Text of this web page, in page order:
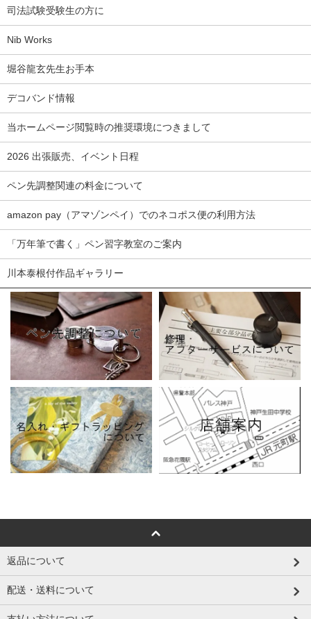
司法試験受験生の方に
Nib Works
堀谷龍玄先生お手本
デコバンド情報
当ホームページ閲覧時の推奨環境につきまして
2026 出張販売、イベント日程
ペン先調整関連の料金について
amazon pay（アマゾンペイ）でのネコポス便の利用方法
「万年筆で書く」ペン習字教室のご案内
川本泰根付作品ギャラリー
返品について
配送・送料について